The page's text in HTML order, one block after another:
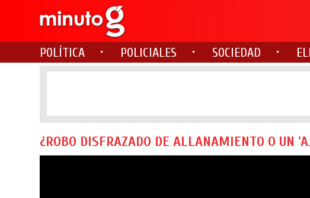
POLÍTICA POLICIALES SOCIEDAD
¿ROBO DISFRAZADO DE ALLANAMIENTO O UN